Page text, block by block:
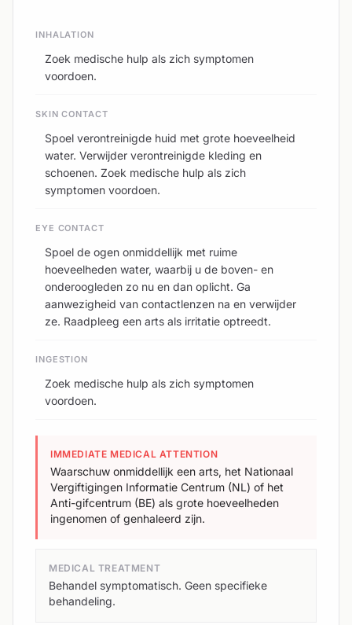
INHALATION
Zoek medische hulp als zich symptomen
voordoen.
SKIN CONTACT
Spoel verontreinigde huid met grote hoeveelheid
water. Verwijder verontreinigde kleding en
schoenen. Zoek medische hulp als zich
symptomen voordoen.
EYE CONTACT
Spoel de ogen onmiddellijk met ruime
hoeveelheden water, waarbij u de boven- en
onderoogleden zo nu en dan oplicht. Ga
aanwezigheid van contactlenzen na en verwijder
ze. Raadpleeg een arts als irritatie optreedt.
INGESTION
Zoek medische hulp als zich symptomen
voordoen.
IMMEDIATE MEDICAL ATTENTION
Waarschuw onmiddellijk een arts, het Nationaal
Vergiftigingen Informatie Centrum (NL) of het
Anti-gifcentrum (BE) als grote hoeveelheden
ingenomen of genhaleerd zijn.
MEDICAL TREATMENT
Behandel symptomatisch. Geen specifieke
behandeling.